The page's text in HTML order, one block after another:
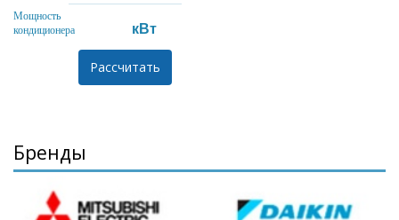
Мощность
кондиционера
кВт
Бренды